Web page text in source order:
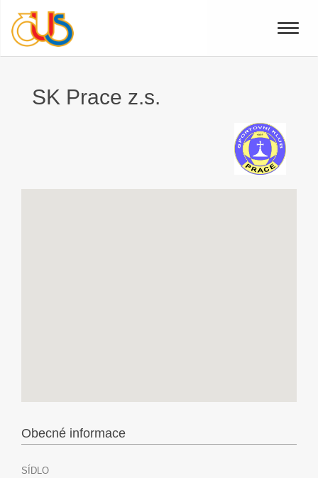
Toggle
SK Prace z.s.
Obecné informace
SÍDLO